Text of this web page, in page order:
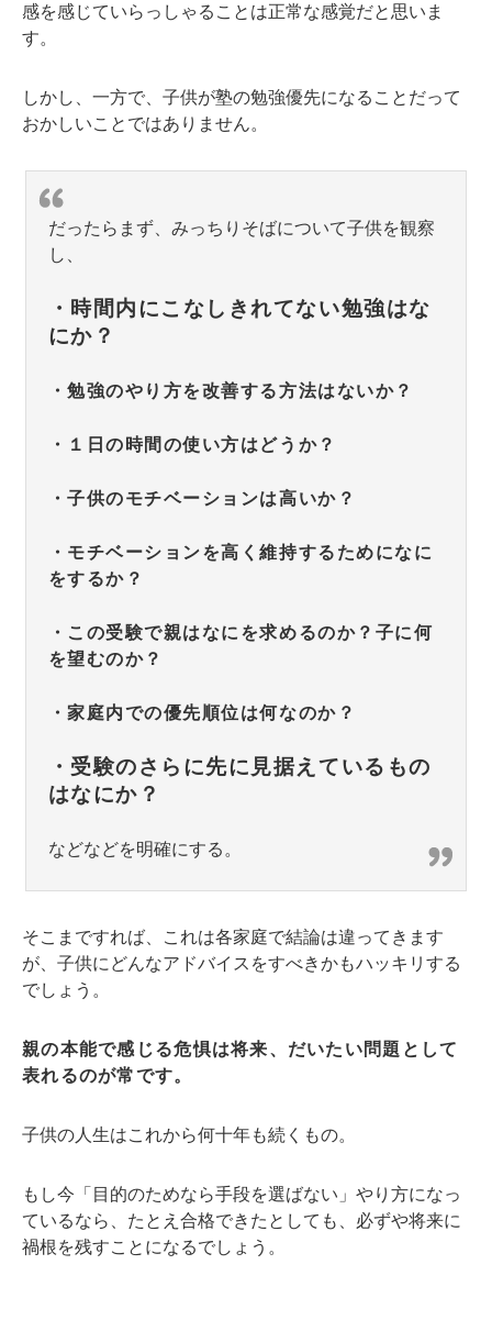
感を感じていらっしゃることは正常な感覚だと思いま
す。
しかし、一方で、子供が塾の勉強優先になることだって
おかしいことではありません。
だったらまず、みっちりそばについて子供を観察
し、
・時間内にこなしきれてない勉強はな
にか？
・勉強のやり方を改善する方法はないか？
・１日の時間の使い方はどうか？
・子供のモチベーションは高いか？
・モチベーションを高く維持するためになに
をするか？
・この受験で親はなにを求めるのか？子に何
を望むのか？
・家庭内での優先順位は何なのか？
・受験のさらに先に見据えているもの
はなにか？
などなどを明確にする。
そこまですれば、これは各家庭で結論は違ってきます
が、子供にどんなアドバイスをすべきかもハッキリする
でしょう。
親の本能で感じる危惧は将来、だいたい問題として
表れるのが常です。
子供の人生はこれから何十年も続くもの。
もし今「目的のためなら手段を選ばない」やり方になっ
ているなら、たとえ合格できたとしても、必ずや将来に
禍根を残すことになるでしょう。